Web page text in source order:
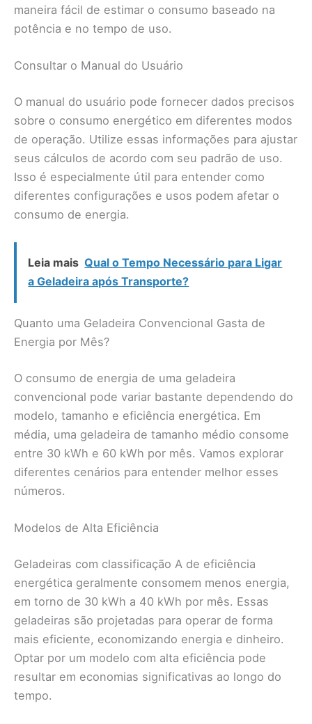
maneira fácil de estimar o consumo baseado na
potência e no tempo de uso.
Consultar o Manual do Usuário
O manual do usuário pode fornecer dados precisos
sobre o consumo energético em diferentes modos
de operação. Utilize essas informações para ajustar
seus cálculos de acordo com seu padrão de uso.
Isso é especialmente útil para entender como
diferentes configurações e usos podem afetar o
consumo de energia.
Leia mais Qual o Tempo Necessário para Ligar
a Geladeira após Transporte?
Quanto uma Geladeira Convencional Gasta de
Energia por Mês?
O consumo de energia de uma geladeira
convencional pode variar bastante dependendo do
modelo, tamanho e eficiência energética. Em
média, uma geladeira de tamanho médio consome
entre 30 kWh e 60 kWh por mês. Vamos explorar
diferentes cenários para entender melhor esses
números.
Modelos de Alta Eficiência
Geladeiras com classificação A de eficiência
energética geralmente consomem menos energia,
em torno de 30 kWh a 40 kWh por mês. Essas
geladeiras são projetadas para operar de forma
mais eficiente, economizando energia e dinheiro.
Optar por um modelo com alta eficiência pode
resultar em economias significativas ao longo do
tempo.